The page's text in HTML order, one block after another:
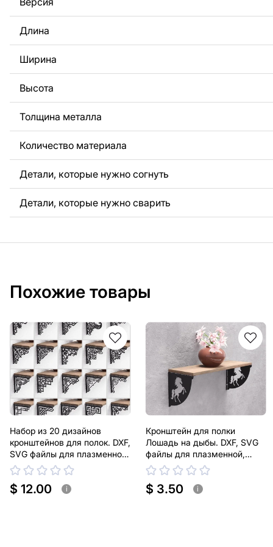
За дополнительную плату мы можем добавить любой
логотип вашей компании или внести другие изменения
Если вам нужно, чтобы мы выполнили
металла для вас, пожалуйста, свяжитесь с нами.
Если у вас остались вопросы или вам нужна помощь,
любое время, мы всегда готовы помочь.
Длина
Ширина
Высота
Толщина металла
Количество материала
Детали, которые нужно согнуть
Детали, которые нужно сварить
Похожие товары
Набор из 20 дизайнов
кронштейнов для полок. DXF,
SVG файлы для плазменной,
лазерной резки. Держатель
для полки
$ 12.00 i
Кронштейн для полки
Лошадь на дыбы. DXF, SVG
файлы для плазменной,
лазерной резки. Держатель
для полки
$ 3.50 i